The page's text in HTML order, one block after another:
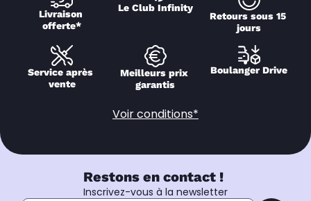
Livraison
offerte*
Le Club Infinity
Retours sous 15
jours
Service après
vente
Meilleurs prix
garantis
Boulanger Drive
Voir conditions*
Restons en contact !
Inscrivez-vous à la newsletter